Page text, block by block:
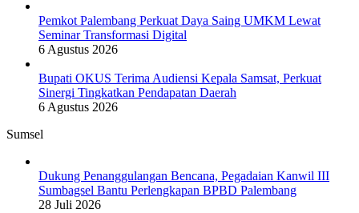
Pemkot Palembang Perkuat Daya Saing UMKM Lewat
Seminar Transformasi Digital
6 Agustus 2026
Bupati OKUS Terima Audiensi Kepala Samsat, Perkuat
Sinergi Tingkatkan Pendapatan Daerah
6 Agustus 2026
Sumsel
Dukung Penanggulangan Bencana, Pegadaian Kanwil III
Sumbagsel Bantu Perlengkapan BPBD Palembang
28 Juli 2026